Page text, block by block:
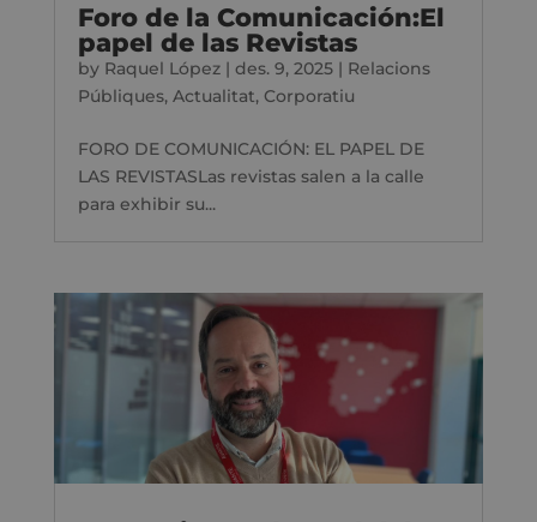
Foro de la Comunicación:El
papel de las Revistas
by Raquel López| des. 9, 2025| Relacions
Públiques, Actualitat, Corporatiu
FORO DE COMUNICACIÓN: EL PAPEL DE
LAS REVISTASLas revistas salen a la calle
para exhibir su...